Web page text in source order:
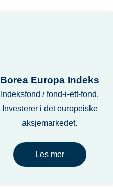
Borea Europa Indeks
Indeksfond / fond-i-ett-fond.
Investerer i det europeiske
aksjemarkedet.
Les mer